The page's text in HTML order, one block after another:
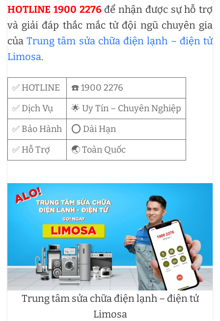
HOTLINE 1900 2276để nhận được sự hỗ trợ
và giải đáp thắc mắc từ đội ngũ chuyên gia
củaTrung tâm sửa chữa điện lạnh – điện tử
Limosa.
✅ HOTLINE
☎️ 1900 2276
✅ Dịch Vụ
🌟 Uy Tín – Chuyên Nghiệp
✅ Bảo Hành
⭕ Dài Hạn
✅ Hỗ Trợ
🌏 Toàn Quốc
Trung tâm sửa chữa điện lạnh – điện tử
Limosa